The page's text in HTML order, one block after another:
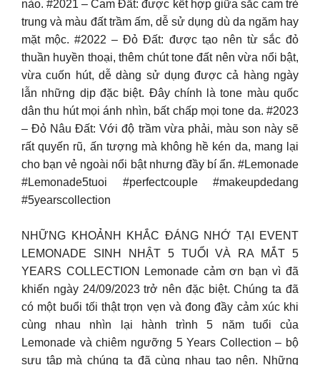
nào. #2021 – Cam Đất: được kết hợp giữa sắc cam trẻ
trung và màu đất trầm ấm, dễ sử dụng dù da ngăm hay
mặt mộc. #2022 – Đỏ Đất: được tạo nên từ sắc đỏ
thuần huyền thoại, thêm chút tone đất nên vừa nổi bật,
vừa cuốn hút, dễ dàng sử dụng được cả hàng ngày
lẫn những dịp đặc biệt. Đây chính là tone màu quốc
dân thu hút mọi ánh nhìn, bất chấp mọi tone da. #2023
– Đỏ Nâu Đất: Với độ trầm vừa phải, màu son này sẽ
rất quyến rũ, ấn tượng mà không hề kén da, mang lại
cho bạn vẻ ngoài nổi bật nhưng đầy bí ẩn. #Lemonade
#Lemonade5tuoi #perfectcouple #makeupdedang
#5yearscollection
NHỮNG KHOẢNH KHẮC ĐÁNG NHỚ TẠI EVENT
LEMONADE SINH NHẬT 5 TUỔI VÀ RA MẮT 5
YEARS COLLECTION Lemonade cảm ơn bạn vì đã
khiến ngày 24/09/2023 trở nên đặc biệt. Chúng ta đã
có một buổi tối thật trọn vẹn và đong đầy cảm xúc khi
cùng nhau nhìn lại hành trình 5 năm tuổi của
Lemonade và chiêm ngưỡng 5 Years Collection – bộ
sưu tập mà chúng ta đã cùng nhau tạo nên. Những